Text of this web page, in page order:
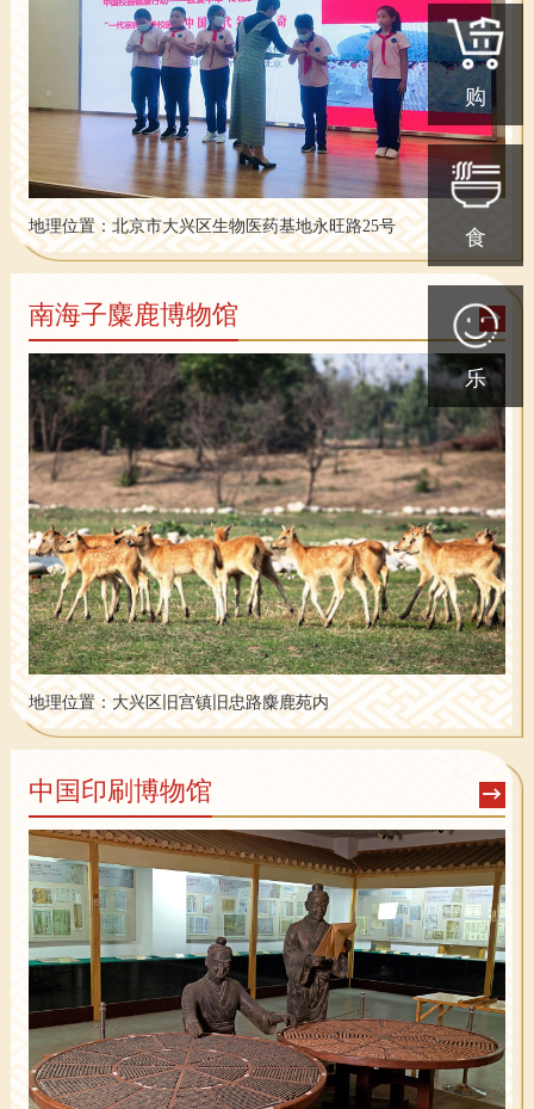
购
食
乐
地理位置：北京市大兴区生物医药基地永旺路25号
南海子麋鹿博物馆
地理位置：大兴区旧宫镇旧忠路麋鹿苑内
中国印刷博物馆